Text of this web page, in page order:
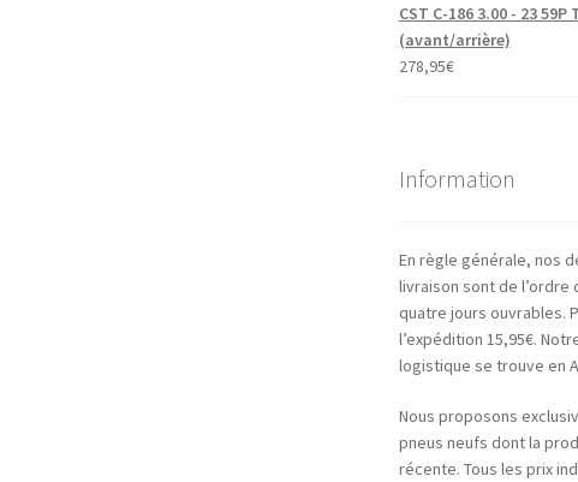
CST C-186 3.00 - 23 59P
(avant/arrière)
278,95€
Information
En règle générale, nos
livraison sont de l’ordre
quatre jours ouvrables.
l’expédition 15,95€.
logistique se trouve en
Nous proposons
pneus neufs dont la
récente. Tous les prix